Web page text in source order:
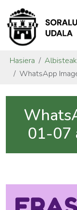
Hasiera
Albisteak
WhatsApp
01-07